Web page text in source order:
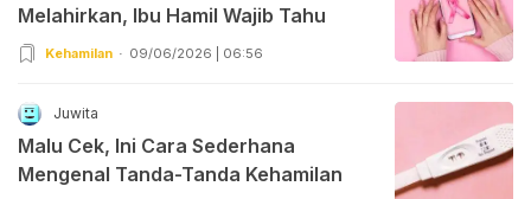
Melahirkan, Ibu Hamil Wajib Tahu
Kehamilan 09/06/2026 | 06:56
Juwita
Malu Cek, Ini Cara Sederhana
Mengenal Tanda-Tanda Kehamilan